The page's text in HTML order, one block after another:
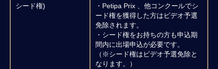
シード権)
・Petipa Prix 、他コンクールでシ
ード権を獲得した方はビデオ予選
免除されます。
・シード権をお持ちの方も申込期
間内に出場申込が必要です。
（※シード権はビデオ予選免除と
なります。）
〒225-0011 一般社団法人日本ワガノワバレエ協会
神奈川県横浜市青葉区あざみ野1-12-13-402
PETIPA GRAND PRIX
BALLET COMPETITION